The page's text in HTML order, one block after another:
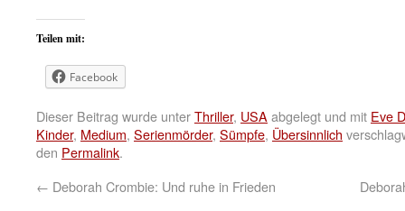
Teilen mit:
Facebook
Dieser Beitrag wurde unterThriller, USA abgelegt und mit Eve
Kinder, Medium, Serienmörder, Sümpfe, Übersinnlich
den Permalink.
← Deborah Crombie: Und ruhe in Frieden